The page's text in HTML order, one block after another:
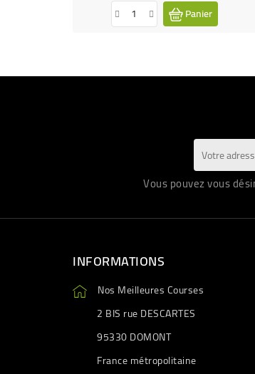
Panier
Vous pouvez vous
INFORMATIONS
Nos Meilleures Courses
2 BIS rue DESCARTES
95330 DOMONT
France métropolitaine